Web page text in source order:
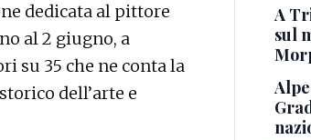
dedicata al pittore
al 2 giugno, a
su 35 che ne conta la
dell’arte e
A
sul